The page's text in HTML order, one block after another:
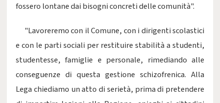
fossero lontane dai bisogni concreti delle comunità".
"Lavoreremo con il Comune, con i dirigenti scolastici
e con le parti sociali per restituire stabilità a studenti,
studentesse, famiglie e personale, rimediando alle
conseguenze di questa gestione schizofrenica. Alla
Lega chiediamo un atto di serietà, prima di pretendere